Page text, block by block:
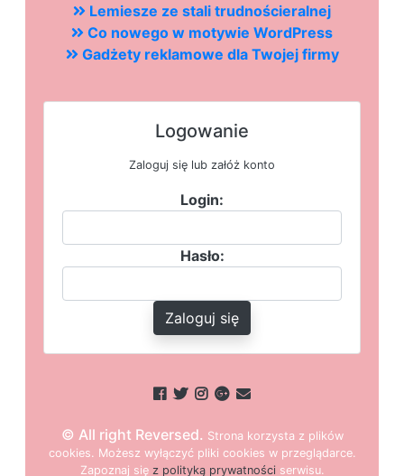
Lemiesze ze stali trudnościeralnej
Co nowego w motywie WordPress
Gadżety reklamowe dla Twojej firmy
Logowanie
Zaloguj się lub załóż konto
Login:
Hasło:
Zaloguj się
© All right Reversed. Strona korzysta z plików
cookies. Możesz wyłączyć pliki cookies w przeglądarce.
Zapoznaj się z polityką prywatności serwisu.